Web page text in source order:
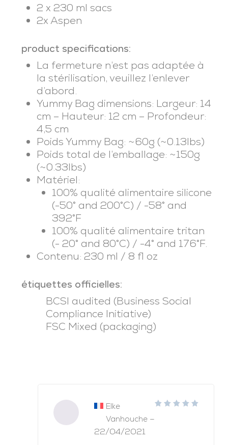
2 x 230 ml sacs
2x Aspen
product specifications:
La fermeture n’est pas adaptée à
la stérilisation, veuillez l’enlever
d’abord.
Yummy Bag dimensions: Largeur: 14
cm – Hauteur: 12 cm – Profondeur:
4,5 cm
Poids Yummy Bag: ~60g (~0.13lbs)
Poids total de l’emballage: ~150g
(~0.33lbs)
Matériel:
100% qualité alimentaire silicone
(-50° and 200°C) / -58° and
392°F
100% qualité alimentaire tritan
(- 20° and 80°C) / -4° and 176°F.
Contenu: 230 ml / 8 fl oz
étiquettes officielles:
BCSI audited (Business Social
Compliance Initiative)
FSC Mixed (packaging)
Elke
Vanhouche –
22/04/2021